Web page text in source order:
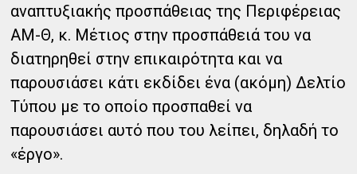
αναπτυξιακής προσπάθειας της Περιφέρειας
ΑΜ-Θ, κ. Μέτιος στην προσπάθειά του να
διατηρηθεί στην επικαιρότητα και να
παρουσιάσει κάτι εκδίδει ένα (ακόμη) Δελτίο
Τύπου με το οποίο προσπαθεί να
παρουσιάσει αυτό που του λείπει, δηλαδή το
«έργο».